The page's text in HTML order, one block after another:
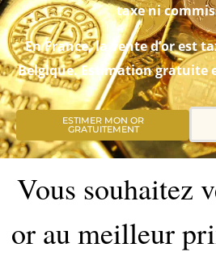
taxe ni
En France, la vente d’or est
Belgique. Estimation gratuite
ESTIMER MON OR
GRATUITEMENT
Vous souhaitez
or au meilleur